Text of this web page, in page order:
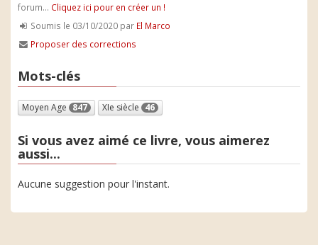
forum... Cliquez ici pour en créer un !
Soumis le 03/10/2020 par El Marco
Proposer des corrections
Mots-clés
Moyen Age 847 XIe siècle 46
Si vous avez aimé ce livre, vous aimerez
aussi...
Aucune suggestion pour l'instant.